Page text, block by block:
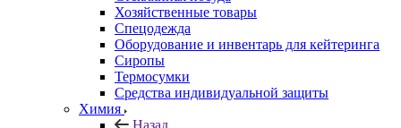
Хозяйственные товары
Спецодежда
Оборудование и инвентарь для кейтеринга
Сиропы
Термосумки
Средства индивидуальной защиты
Химия
Назад